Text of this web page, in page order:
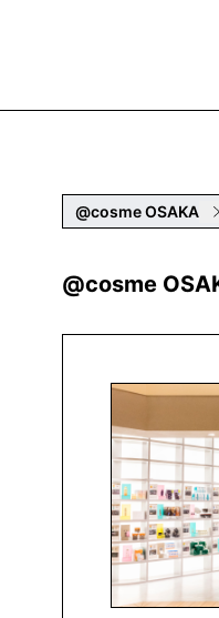
@cosme OSAKA
@cosme